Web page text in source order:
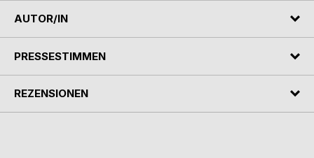
AUTOR/IN
PRESSESTIMMEN
REZENSIONEN